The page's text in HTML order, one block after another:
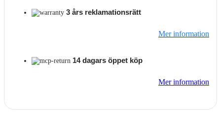
3 års reklamationsrätt
Mer information
14 dagars öppet köp
Mer information